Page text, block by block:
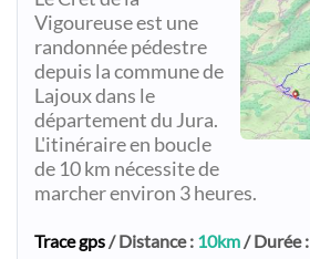
Vigoureuse est une
randonnée pédestre
depuis la commune de
Lajoux dans le
département du Jura.
L'itinéraire en boucle
de 10 km nécessite de
marcher environ 3 heures.
Trace gps/ Distance : 10km/ Durée :